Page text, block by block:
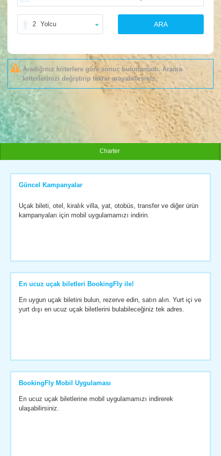
2 Yolcu ARA
Aradığınız kriterlere göre sonuç bulunamadı. Arama
kriterlerinizi değiştirip tekrar arayabilirsiniz.
Charter
Güncel Kampanyalar
Uçak bileti, otel, kiralık villa, yat, otobüs, transfer ve diğer ürün
kampanyaları için mobil uygulamamızı indirin.
En ucuz uçak biletleri BookingFly ile!
En uygun uçak biletini bulun, rezerve edin, satın alın. Yurt içi ve
yurt dışı en ucuz uçak biletlerini bulabileceğiniz tek adres.
BookingFly Mobil Uygulaması
En ucuz uçak biletlerine mobil uygulamamızı indirerek
ulaşabilirsiniz.